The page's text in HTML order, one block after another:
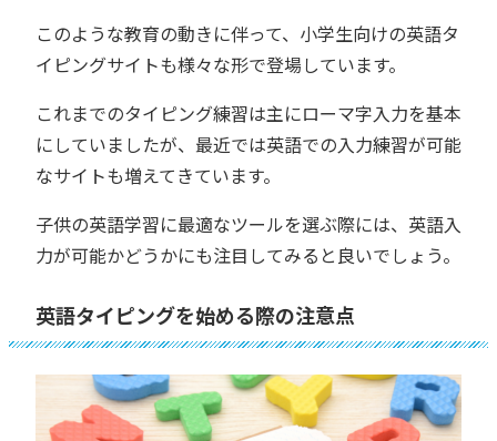
このような教育の動きに伴って、小学生向けの英語タ
イピングサイトも様々な形で登場しています。
これまでのタイピング練習は主にローマ字入力を基本
にしていましたが、最近では英語での入力練習が可能
なサイトも増えてきています。
子供の英語学習に最適なツールを選ぶ際には、英語入
力が可能かどうかにも注目してみると良いでしょう。
英語タイピングを始める際の注意点